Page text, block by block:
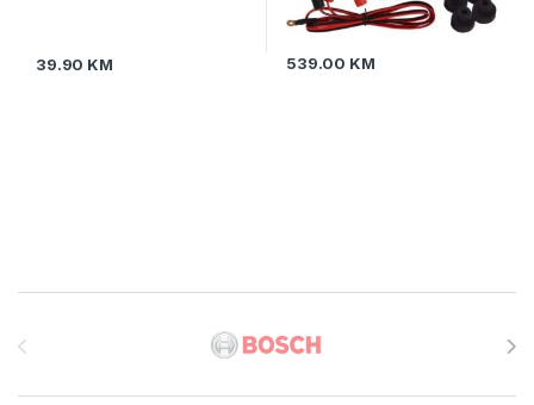
39.90 KM 539.00 KM